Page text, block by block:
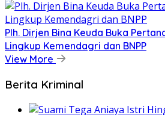
Plh. Dirjen Bina Keuda Buka
Lingkup Kemendagri dan BNPP
View More
Berita Kriminal